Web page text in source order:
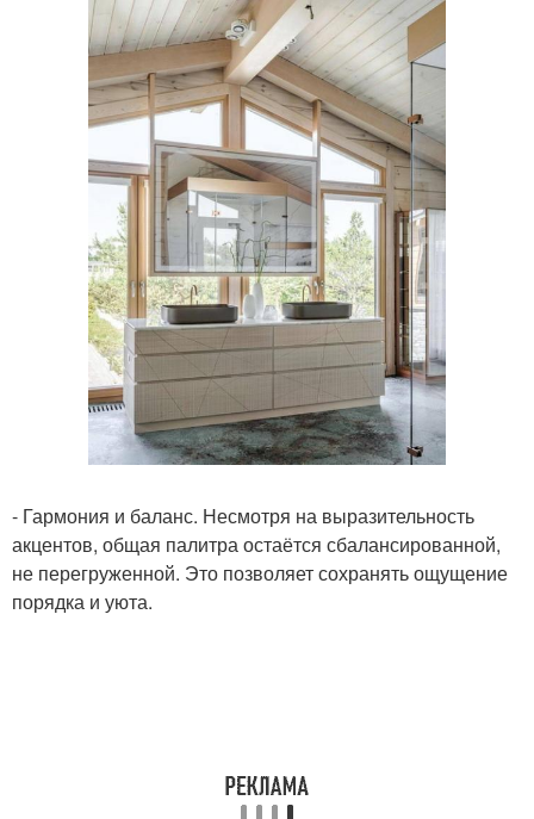
- Гармония и баланс. Несмотря на выразительность
акцентов, общая палитра остаётся сбалансированной,
не перегруженной. Это позволяет сохранять ощущение
порядка и уюта.